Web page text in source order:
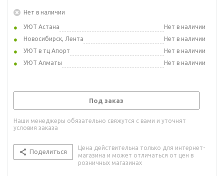
Нет в наличии
УЮТ Астана
Нет в наличии
Новосибирск, Лента
Нет в наличии
УЮТ в тц Апорт
Нет в наличии
УЮТ Алматы
Нет в наличии
Под заказ
Наши менеджеры обязательно свяжутся с вами и уточнят
условия заказа
Поделиться
Цена действительна только для интернет-
магазина и может отличаться от цен в
розничных магазинах